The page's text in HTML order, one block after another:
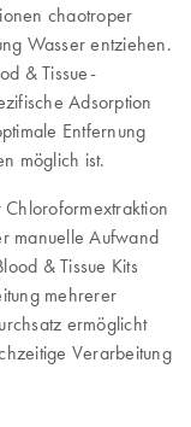
chaotroper
Wasser entziehen.
& Tissue-
Adsorption
Entfernung
möglich ist.
manuelle Aufwand
& Tissue Kits
mehrerer
ermöglicht
Verarbeitung